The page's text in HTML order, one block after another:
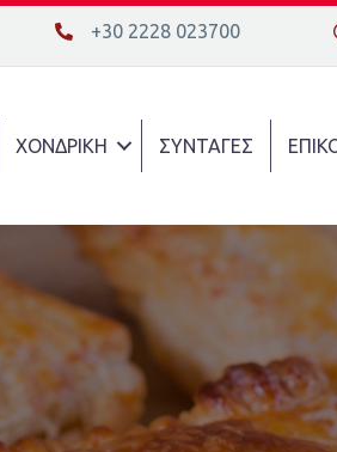
+30 2228 023700
+30 2228 023700
ΧΟΝΔΡΙΚΗ ΣΥΝΤΑΓΕΣ